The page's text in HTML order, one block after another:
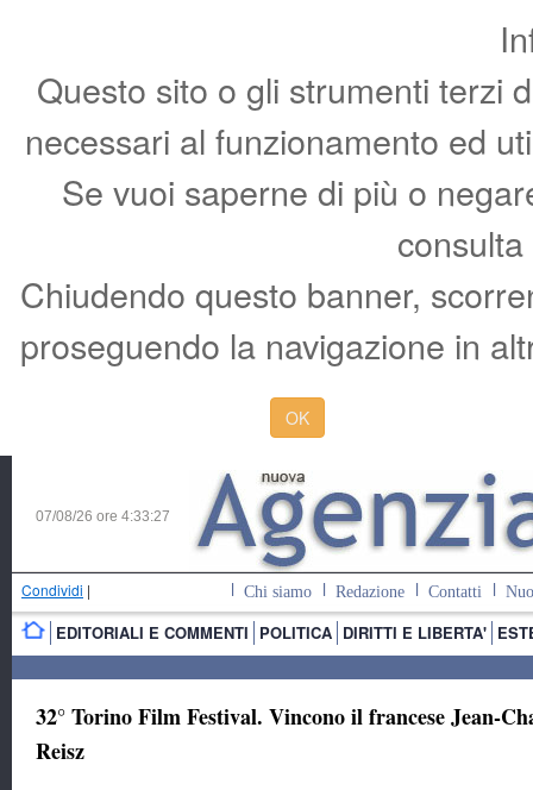
Questo sito o gli strumenti terzi
necessari al funzionamento ed
Se vuoi saperne di più o
Chiudendo questo banner,
proseguendo la navigazione in
OK
07/08/26 ore 4:33:29
Condividi | Chi siamo Redazione Contatti
EDITORIALI E COMMENTI POLITICA DIRITTI E LIBERTA'
32° Torino Film Festival. Vincono il francese Jean-
Reisz